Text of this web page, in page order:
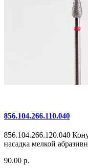
856.104.266.110.040
856.104.266.120.040
насадка мелкой
90.00 р.